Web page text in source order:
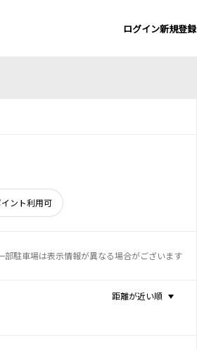
ログイン新規登録
ント利用可
部駐車場は表示情報が異なる場合がございます
距離が近い順